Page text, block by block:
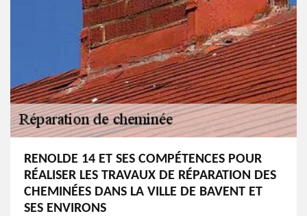
RENOLDE 14 ET SES COMPÉTENCES POUR
RÉALISER LES TRAVAUX DE RÉPARATION DES
CHEMINÉES DANS LA VILLE DE BAVENT ET
SES ENVIRONS